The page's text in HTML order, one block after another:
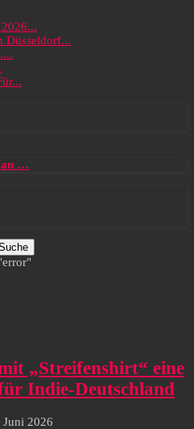
Düsseldorf...
an …
„Streifenshirt“ eine
Indie-Deutschland
Juni 2026